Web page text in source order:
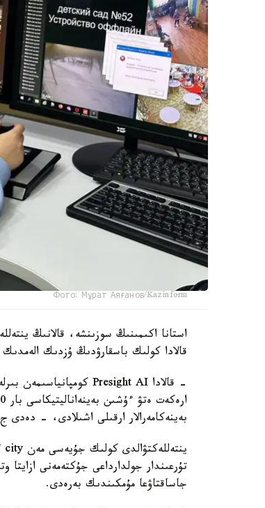
Фото: Мұрат Аяғанов/Kazinform
قالادا كولىك باسقارۋدىڭ ۇزدىك
بەينەكامەرالار ارقىلى اشىلادى، - دەدى
تۇرعىندار جولدارداعى جۇكتەمەنى ازايتا
جاساقتاۋعا مۇمكىندىك بەرەدى.